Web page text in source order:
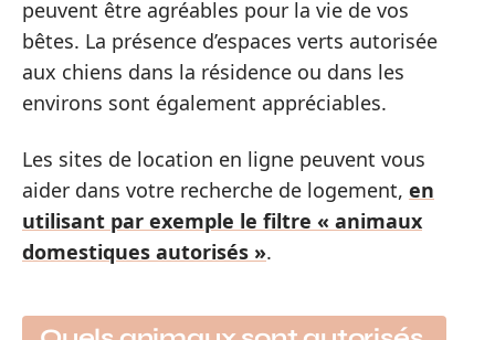
peuvent être agréables pour la vie de vos
bêtes. La présence d’espaces verts autorisée
aux chiens dans la résidence ou dans les
environs sont également appréciables.
Les sites de location en ligne peuvent vous
aider dans votre recherche de logement, en
utilisant par exemple le filtre « animaux
domestiques autorisés ».